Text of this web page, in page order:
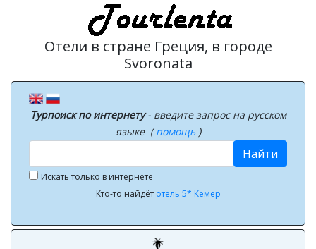
Отели в стране Греция, в городе
Svoronata
Турпоиск по интернету- введите запрос на русском
языке (помощь )
Найти
Искать только в интернете
Кто-то найдёт отель 5* Кемер